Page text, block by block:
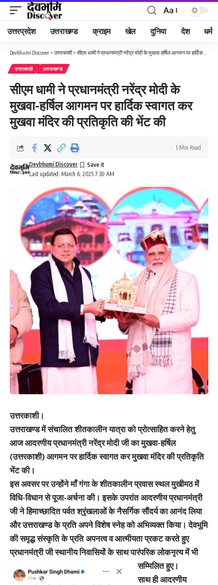
Font
Resizer
Aa
उत्तरप्रदेश उत्तराखण्ड क्राइम खेल दुनिया देश धर्म
Devbhumi Discover > उत्तरकाशी> सीएम धामी ने प्रधानमंत्री नरेंद्र मोदी के मुखवा-हर्षिल आगमन पर हार्दिक स्वागत कर मुखवा मंदिर की प्रतिकृति की भेंट की
उत्तरकाशी उत्तराखण्ड
सीएम धामी ने प्रधानमंत्री नरेंद्र मोदी के
मुखवा-हर्षिल आगमन पर हार्दिक स्वागत कर
मुखवा मंदिर की प्रतिकृति की भेंट की
Last updated: March 6, 2025 7:30 AM
Devbhumi Discover
1 Min Read
उत्तरकाशी।
उत्तराखण्ड में संचालित शीतकालीन यात्रा को प्रोत्साहित करने हेतु
आज आदरणीय प्रधानमंत्री नरेंद्र मोदी जी का मुखवा-हर्षिल
(उत्तरकाशी) आगमन पर हार्दिक स्वागत कर मुखवा मंदिर की प्रतिकृति
भेंट की।
इस अवसर पर उन्होंने माँ गंगा के शीतकालीन प्रवास स्थल मुखीमठ में
विधि-विधान से पूजा-अर्चना की। इसके उपरांत आदरणीय प्रधानमंत्री
जी ने हिमाच्छादित पर्वत श्रृंखलाओं के नैसर्गिक सौंदर्य का आनंद लिया
और उत्तराखण्ड के प्रति अपने विशेष स्नेह को अभिव्यक्त किया। देवभूमि
की समृद्ध संस्कृति के प्रति अपनत्व व आत्मीयता प्रकट करते हुए
प्रधानमंत्री जी स्थानीय निवासियों के साथ पारंपरिक लोकनृत्य में भी
सम्मिलित हुए।
साथ ही आदरणीय